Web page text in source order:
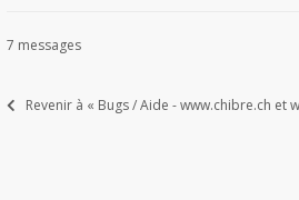
7 messages
Revenir à « Bugs / Aide - www.chibre.ch et